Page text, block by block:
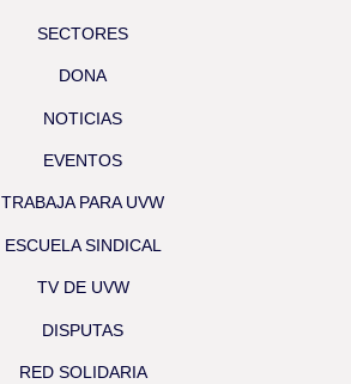
SECTORES
DONA
NOTICIAS
EVENTOS
TRABAJA PARA UVW
ESCUELA SINDICAL
TV DE UVW
DISPUTAS
RED SOLIDARIA